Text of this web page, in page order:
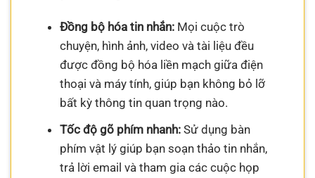
Đồng bộ hóa tin nhắn:Mọi cuộc trò
chuyện, hình ảnh, video và tài liệu đều
được đồng bộ hóa liền mạch giữa điện
thoại và máy tính, giúp bạn không bỏ lỡ
bất kỳ thông tin quan trọng nào.
Tốc độ gõ phím nhanh:Sử dụng bàn
phím vật lý giúp bạn soạn thảo tin nhắn,
trả lời email và tham gia các cuộc họp